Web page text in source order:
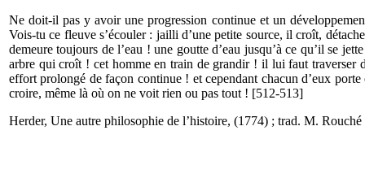
Ne doit-il pas y avoir une progression continue et un
Vois-tu ce fleuve s’écouler : jailli d’une petite source, il croît,
demeure toujours de l’eau ! une goutte d’eau jusqu’à ce qu’il se
arbre qui croît ! cet homme en train de grandir ! il lui faut traverser
effort prolongé de façon continue ! et cependant chacun d’eux
croire, même là où on ne voit rien ou pas tout ! [512-513]
Herder, Une autre philosophie de l’histoire, (1774) ; trad. M.